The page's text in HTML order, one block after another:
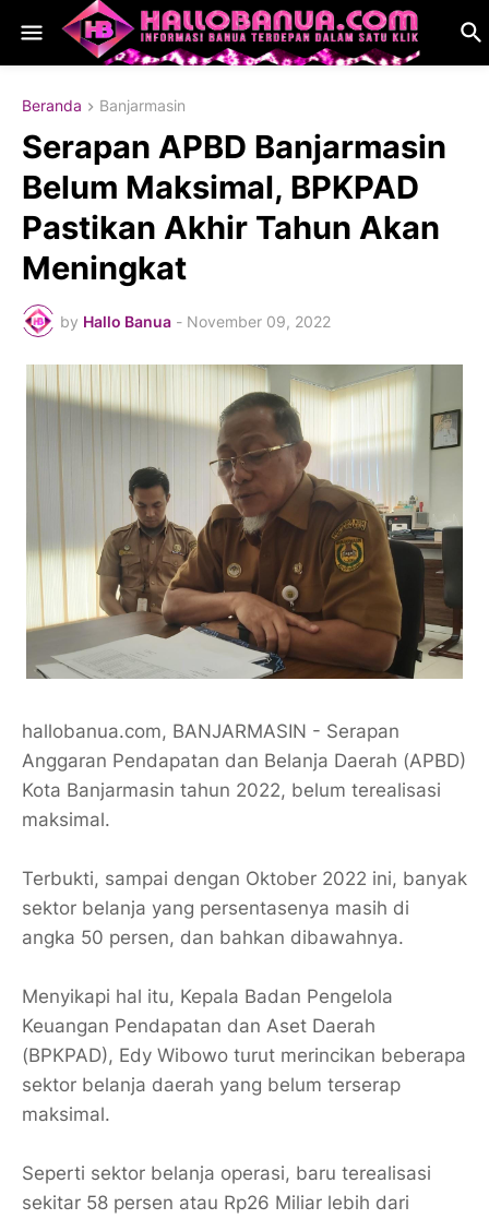
Beranda Banjarmasin
Serapan APBD Banjarmasin
Belum Maksimal, BPKPAD
Pastikan Akhir Tahun Akan
Meningkat
by Hallo Banua - November 09, 2022
hallobanua.com, BANJARMASIN - Serapan
Anggaran Pendapatan dan Belanja Daerah (APBD)
Kota Banjarmasin tahun 2022, belum terealisasi
maksimal.
Terbukti, sampai dengan Oktober 2022 ini, banyak
sektor belanja yang persentasenya masih di
angka 50 persen, dan bahkan dibawahnya.
Menyikapi hal itu, Kepala Badan Pengelola
Keuangan Pendapatan dan Aset Daerah
(BPKPAD), Edy Wibowo turut merincikan beberapa
sektor belanja daerah yang belum terserap
maksimal.
Seperti sektor belanja operasi, baru terealisasi
sekitar 58 persen atau Rp26 Miliar lebih dari